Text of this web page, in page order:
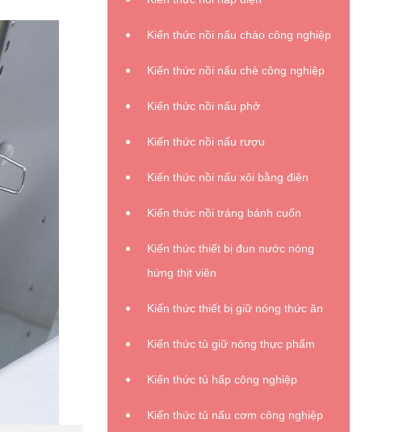
Kiến thức nồi nấu cháo công nghiệp
Kiến thức nồi nấu chè công nghiệp
Kiến thức nồi nấu phở
Kiến thức nồi nấu rượu
Kiến thức nồi nấu xôi bằng điện
Kiến thức nồi tráng bánh cuốn
Kiến thức thiết bị đun nước nóng
hứng thịt viên
Kiến thức thiết bị giữ nóng thức ăn
Kiến thức tủ giữ nóng thực phẩm
Kiến thức tủ hấp công nghiệp
Kiến thức tủ nấu cơm công nghiệp